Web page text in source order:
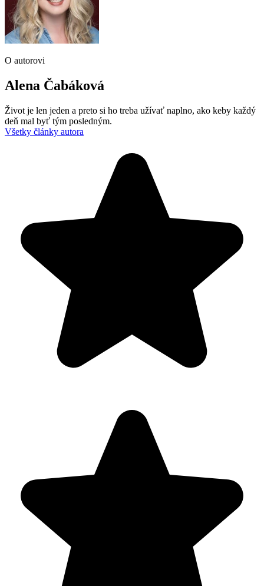
O autorovi
Alena Čabáková
Život je len jeden a preto si ho treba užívať naplno, ako keby každý
deň mal byť tým posledným.
Všetky články autora